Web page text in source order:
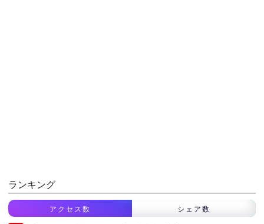
ランキング
アクセス数 シェア数